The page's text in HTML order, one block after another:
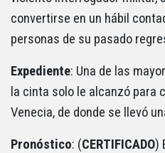
convertirse en un hábil
personas de su pasado
Expediente: Una de las
la cinta solo le alcanzó para
Venecia, de donde se llevó
Pronóstico: (CERTIFICADO)